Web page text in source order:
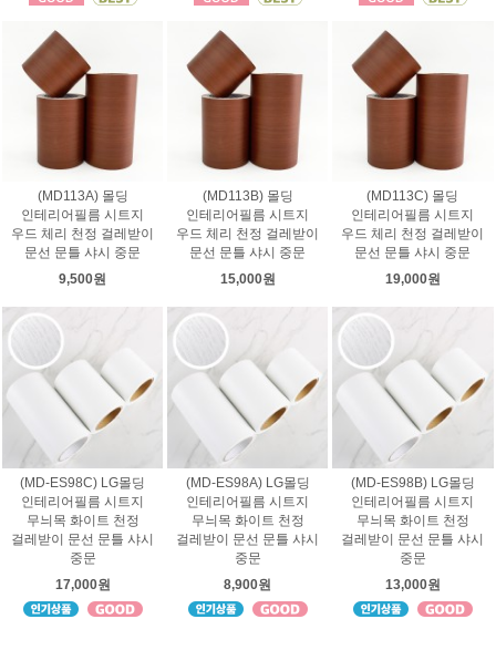
(MD113A) 몰딩
인테리어필름 시트지
우드 체리 천정 걸레받이
문선 문틀 샤시 중문
9,500원
(MD113B) 몰딩
인테리어필름 시트지
우드 체리 천정 걸레받이
문선 문틀 샤시 중문
15,000원
(MD113C) 몰딩
인테리어필름 시트지
우드 체리 천정 걸레받이
문선 문틀 샤시 중문
19,000원
(MD-ES98C) LG몰딩
인테리어필름 시트지
무늬목 화이트 천정
걸레받이 문선 문틀 샤시
중문
17,000원
(MD-ES98A) LG몰딩
인테리어필름 시트지
무늬목 화이트 천정
걸레받이 문선 문틀 샤시
중문
8,900원
(MD-ES98B) LG몰딩
인테리어필름 시트지
무늬목 화이트 천정
걸레받이 문선 문틀 샤시
중문
13,000원